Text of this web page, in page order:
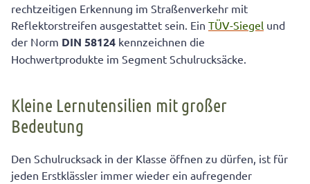
rechtzeitigen Erkennung im Straßenverkehr mit
Reflektorstreifen ausgestattet sein. Ein TÜV-Siegel und
der Norm DIN 58124 kennzeichnen die
Hochwertprodukte im Segment Schulrucksäcke.
Kleine Lernutensilien mit großer
Bedeutung
Den Schulrucksack in der Klasse öffnen zu dürfen, ist für
jeden Erstklässler immer wieder ein aufregender